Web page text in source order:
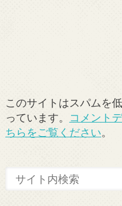
このサイトはスパムを
っています。 コメント
ちらをご覧ください。